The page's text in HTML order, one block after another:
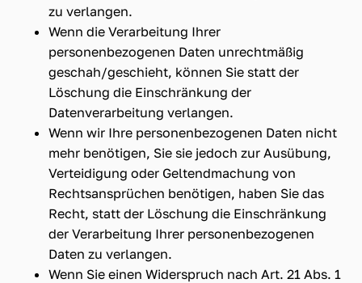
zu verlangen.
Wenn die Verarbeitung Ihrer
personenbezogenen Daten unrechtmäßig
geschah/geschieht, können Sie statt der
Löschung die Einschränkung der
Datenverarbeitung verlangen.
Wenn wir Ihre personenbezogenen Daten nicht
mehr benötigen, Sie sie jedoch zur Ausübung,
Verteidigung oder Geltendmachung von
Rechtsansprüchen benötigen, haben Sie das
Recht, statt der Löschung die Einschränkung
der Verarbeitung Ihrer personenbezogenen
Daten zu verlangen.
Wenn Sie einen Widerspruch nach Art. 21 Abs. 1